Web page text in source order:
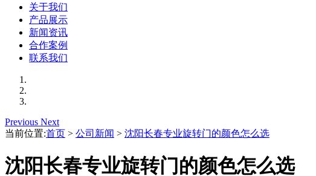
关于我们
产品展示
新闻资讯
合作案例
联系我们
Previous Next
当前位置:首页 > 公司新闻 > 沈阳长春专业旋转门的颜色怎么选
沈阳长春专业旋转门的颜色怎么选